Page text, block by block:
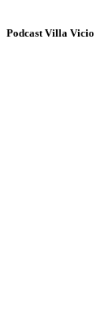
Podcast Villa Vicio